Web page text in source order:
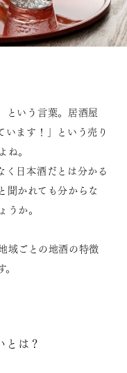
という言葉。居酒屋
います！」という売り
ね。
く日本酒だとは分かる
聞かれても分からな
うか。
域ごとの地酒の特徴
とは？